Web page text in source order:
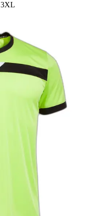
3XL